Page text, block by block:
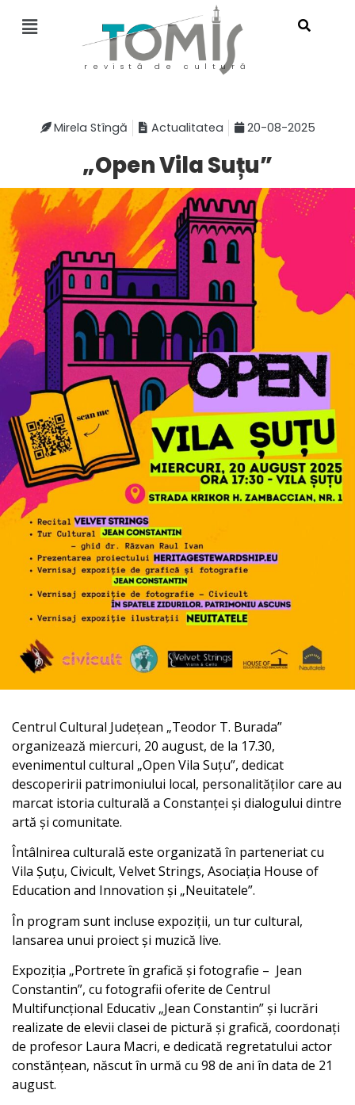
revistă de cultură
Mirela Stîngă Actualitatea 20-08-2025
„Open Vila Suțu”
Centrul Cultural Județean „Teodor T. Burada”
organizează miercuri, 20 august, de la 17.30,
evenimentul cultural „Open Vila Suțu”, dedicat
descoperirii patrimoniului local, personalităților care au
marcat istoria culturală a Constanței și dialogului dintre
artă și comunitate.
Întâlnirea culturală este organizată în parteneriat cu
Vila Șuțu, Civicult, Velvet Strings, Asociația House of
Education and Innovation și „Neuitatele”.
În program sunt incluse expoziții, un tur cultural,
lansarea unui proiect și muzică live.
Expoziția „Portrete în grafică și fotografie – Jean
Constantin”, cu fotografii oferite de Centrul
Multifuncțional Educativ „Jean Constantin” și lucrări
realizate de elevii clasei de pictură și grafică, coordonați
de profesor Laura Macri, e dedicată regretatului actor
constănțean, născut în urmă cu 98 de ani în data de 21
august.